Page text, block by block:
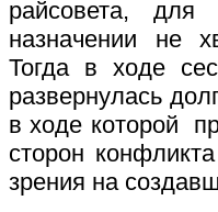
райсовета,
назначении не
Тогда в ходе
развернулась
в ходе которой
сторон
зрения на